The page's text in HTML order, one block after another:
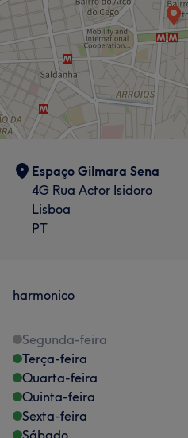
Tratamento de unhas
Portfólio
Espaço Gilmara Sena
4G Rua Actor Isidoro
Lisboa
PT
harmonico
Segunda-feira
Terça-feira
Quarta-feira
Quinta-feira
Sexta-feira
Sábado